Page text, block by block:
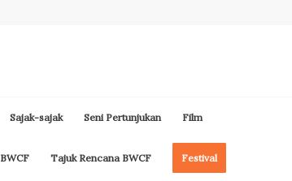
Sajak-sajak Seni Pertunjukan Film
Tajuk Rencana BWCF Festival